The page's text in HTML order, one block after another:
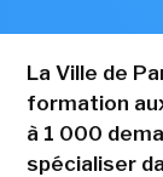
La Ville de
formation
à 1 000
spécialiser